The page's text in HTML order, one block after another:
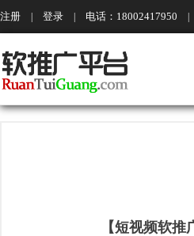
注册 登录 电话：18002417950
【短视频软